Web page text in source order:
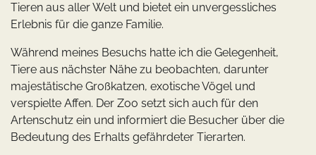
Tieren aus aller Welt und bietet ein unvergessliches
Erlebnis für die ganze Familie.
Während meines Besuchs hatte ich die Gelegenheit,
Tiere aus nächster Nähe zu beobachten, darunter
majestätische Großkatzen, exotische Vögel und
verspielte Affen. Der Zoo setzt sich auch für den
Artenschutz ein und informiert die Besucher über die
Bedeutung des Erhalts gefährdeter Tierarten.